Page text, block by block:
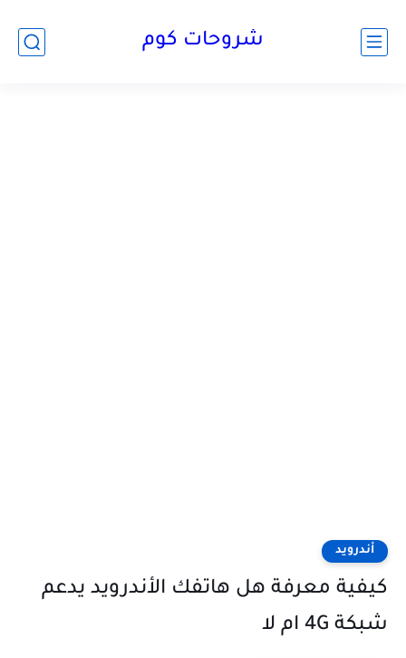
شروحات كوم
أندرويد
كيفية معرفة هل هاتفك الأندرويد يدعم
شبكة 4G ام لا